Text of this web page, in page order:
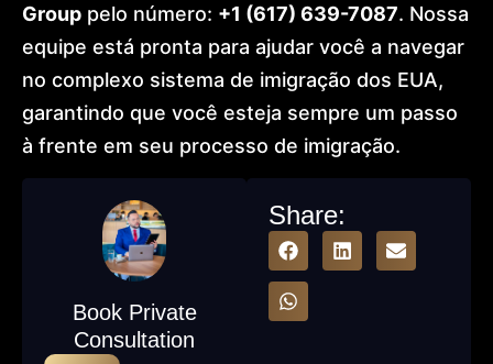
Book Private
Consultation
Share:
Group pelo número: +1 (617) 639-7087. Nossa
equipe está pronta para ajudar você a navegar
no complexo sistema de imigração dos EUA,
garantindo que você esteja sempre um passo
à frente em seu processo de imigração.